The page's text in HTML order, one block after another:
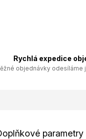
Rychlá expedice
objednávky odesíláme
parametry